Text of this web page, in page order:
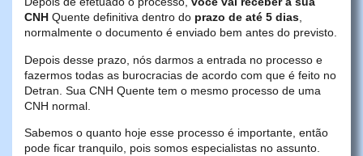
CNH Quente definitiva dentro do prazo de até 5 dias,
normalmente o documento é enviado bem antes do previsto.
Depois desse prazo, nós darmos a entrada no processo e
fazermos todas as burocracias de acordo com que é feito no
Detran. Sua CNH Quente tem o mesmo processo de uma
CNH normal.
Sabemos o quanto hoje esse processo é importante, então
pode ficar tranquilo, pois somos especialistas no assunto.